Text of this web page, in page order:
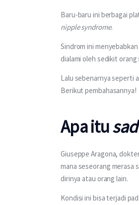
Baru-baru ini berbagai
nipple syndrome.
Sindrom ini
dialami oleh sedikit orang
Lalu sebenarnya seperti
Berikut pembahasannya!
Apa itu
Giuseppe Aragona,
mana seseorang merasa
dirinya atau orang lain.
Kondisi ini bisa terjadi